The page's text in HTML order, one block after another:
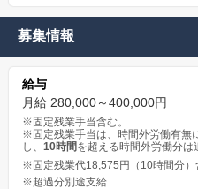
募集情報
給与
月給 280,000～400,000円
※固定残業手当含む。
※固定残業手当は、時間外労働有無
し、 10時間を超える時間外労働分は
※固定残業代18,575円（10時間分）
※超過分別途支給